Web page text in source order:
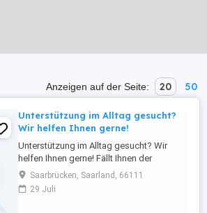
Anzeigen auf der Seite: 20 50
Unterstützung im Alltag gesucht?
Wir helfen Ihnen gerne!
Unterstützung im Alltag gesucht? Wir
helfen Ihnen gerne! Fällt Ihnen der
Haushalt oder die Gartenarbeit manchmal
schwer? Dann sind wir für Sie da! Unser
freundliches Team vom Recki
Saarbrücken, Saarland, 66111
29 Juli